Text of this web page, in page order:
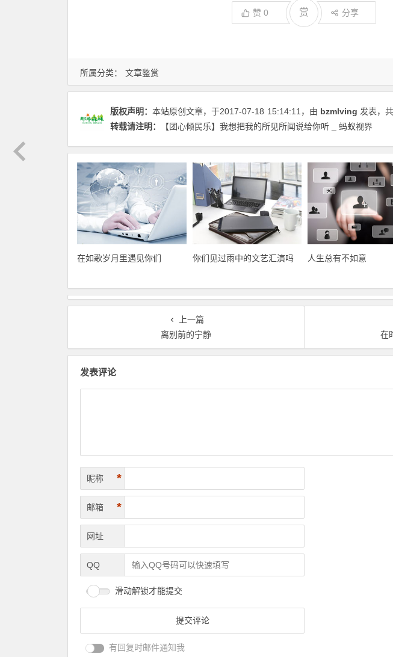
所属分类： 文章鉴赏
赞 0 赏 分享
版权声明： 本站原创文章，于2017-07-18 15:14:11 ，由 bzmlving 发表，
转载请注明：
【团心倾民乐】我想把我的所见所闻说给你听 _ 蚂蚁视界
在如歌岁月里遇见你们 你们见过雨中的文艺汇演吗 人生总有不如意
上一篇
离别前的宁静
在
发表评论
昵称 *
邮箱 *
网址
QQ
滑动解锁才能提交
有回复时邮件通知我